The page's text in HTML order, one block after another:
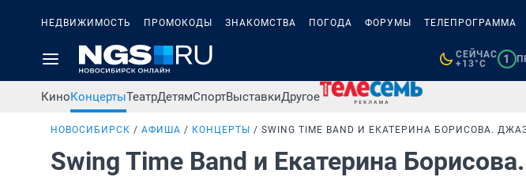
НЕДВИЖИМОСТЬ ПРОМОКОДЫ ЗНАКОМСТВА ПОГОДА ФОРУМЫ ТЕЛЕПРОГРАММА
СЕЙЧАС
+13°C
1
КиноКонцертыТеатрДетямСпортВыставкиДругое
НОВОСИБИРСК АФИША КОНЦЕРТЫ SWING TIME BAND И ЕКАТЕРИНА БОРИСОВА.
Swing Time Band и Екатерина